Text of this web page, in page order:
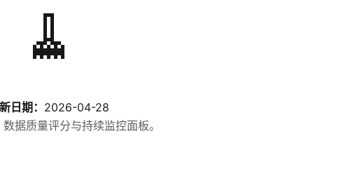
🧹
日期： 2026-04-28
据质量评分与持续监控面板。